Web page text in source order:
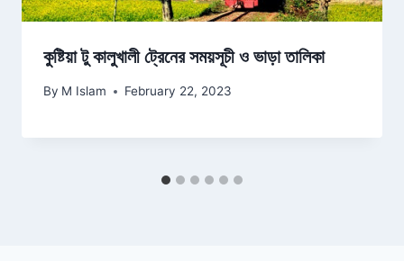
কুষ্টিয়া টু কালুখালী ট্রেনের সময়সূচী ও ভাড়া তালিকা
By M Islam February 22, 2023